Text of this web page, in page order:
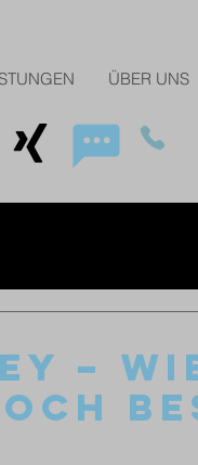
ÜBER UNS
–